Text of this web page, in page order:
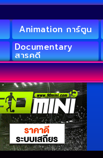
Animation การ์ตูน
Documentary
สารคดี